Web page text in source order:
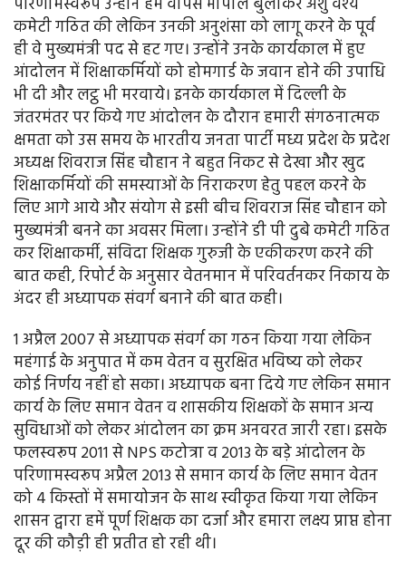
कमेटी गठित की लेकिन उनकी अनुशंसा को लागू करने के पूर्व
ही वे मुख्यमंत्री पद से हट गए। उन्होंने उनके कार्यकाल में हुए
आंदोलन में शिक्षाकर्मियों को होमगार्ड के जवान होने की उपाधि
भी दी और लट्ठ भी मरवाये। इनके कार्यकाल में दिल्ली के
जंतरमंतर पर किये गए आंदोलन के दौरान हमारी संगठनात्मक
क्षमता को उस समय के भारतीय जनता पार्टी मध्य प्रदेश के प्रदेश
अध्यक्ष शिवराज सिंह चौहान ने बहुत निकट से देखा और खुद
शिक्षाकर्मियों की समस्याओं के निराकरण हेतु पहल करने के
लिए आगे आये और संयोग से इसी बीच शिवराज सिंह चौहान को
मुख्यमंत्री बनने का अवसर मिला। उन्होंने डी पी दुबे कमेटी गठित
कर शिक्षाकर्मी, संविदा शिक्षक गुरुजी के एकीकरण करने की
बात कही, रिपोर्ट के अनुसार वेतनमान में परिवर्तनकर निकाय के
अंदर ही अध्यापक संवर्ग बनाने की बात कही।
1 अप्रैल 2007 से अध्यापक संवर्ग का गठन किया गया लेकिन
महंगाई के अनुपात में कम वेतन व सुरक्षित भविष्य को लेकर
कोई निर्णय नहीं हो सका। अध्यापक बना दिये गए लेकिन समान
कार्य के लिए समान वेतन व शासकीय शिक्षकों के समान अन्य
सुविधाओं को लेकर आंदोलन का क्रम अनवरत जारी रहा। इसके
फलस्वरूप 2011 से NPS कटोत्रा व 2013 के बड़े आंदोलन के
परिणामस्वरूप अप्रैल 2013 से समान कार्य के लिए समान वेतन
को 4 किस्तों में समायोजन के साथ स्वीकृत किया गया लेकिन
शासन द्वारा हमें पूर्ण शिक्षक का दर्जा और हमारा लक्ष्य प्राप्त होना
दूर की कौड़ी ही प्रतीत हो रही थी।